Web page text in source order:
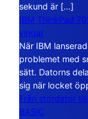
sekund är […]
IBM ThinkPad
vingar
När IBM
problemet med
sätt. Datorns
sig när locket
Från stordator
BASIC